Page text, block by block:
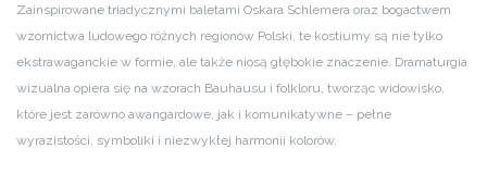
Zainspirowane triadycznymi baletami Oskara Schlemera oraz bogactwem
wzornictwa ludowego różnych regionów Polski, te kostiumy są nie tylko
ekstrawaganckie w formie, ale także niosą głębokie znaczenie. Dramaturgia
wizualna opiera się na wzorach Bauhausu i folkloru, tworząc widowisko,
które jest zarówno awangardowe, jak i komunikatywne – pełne
wyrazistości, symboliki i niezwykłej harmonii kolorów.